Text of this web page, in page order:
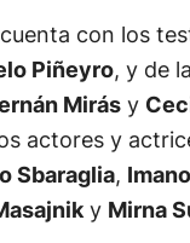
con los
Piñeyro, y de
Mirásy
actores y
Sbaraglia,
y Mirna